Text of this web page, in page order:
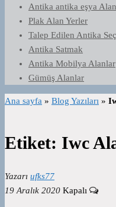
Antika antika eşya
Plak Alan Yerler
Talep Edilen Antika
Antika Satmak
Antika Mobilya Alanlar
Gümüş Alanlar
Ana sayfa » Blog Yazıları »
Etiket: Iwc
Yazarı ufks77
19 Aralık 2020 Kapalı